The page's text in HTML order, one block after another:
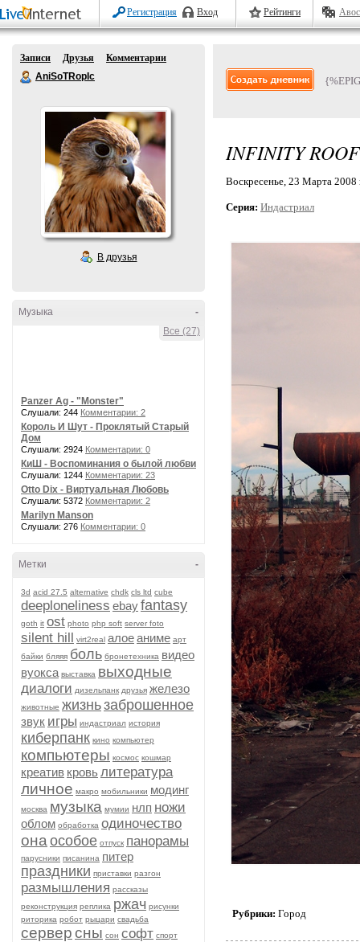
Регистрация Вход Рейтинги
Записи Друзья
Комментарии
AniSoTRopIc
В друзья
-
Музыка
Все (27)
Panzer Ag - "Monster"
Слушали: 244 Комментарии: 2
Король И Шут - Проклятый Старый
Дом
Слушали: 2924 Комментарии: 0
КиШ - Воспоминания о былой любви
Слушали: 1244 Комментарии: 23
Otto Dix - Виртуальная Любовь
Слушали: 5372 Комментарии: 2
Marilyn Manson
Слушали: 276 Комментарии: 0
-
Метки
3d acid 27.5 alternative chdk cls ltd cube
deeploneliness ebayfantasy
goth it ost photo php soft server foto
silent hill virt2real алоеаниме арт
байки бляяя боль бронетехника видео
вуокса выставка выходные
диалоги дизельпанк друзья железо
животные жизньзаброшенное
звук игры индастриал история
киберпанк кино компьютер
компьютеры космос кошмар
креатив кровьлитература
личное макро мобильники модинг
москва музыка мумии нлп ножи
облом обработка одиночество
она особое отпуск панорамы
парусники писанина питер
праздники приставки разгон
размышления рассказы
реконструкция реплика ржач рисунки
риторика робот рыцари свадьба
серверсны сон софт спорт
INFINITY ROOF
Воскресенье, 23 Марта 2008
Серия: Индастриал
Рубрики: Город